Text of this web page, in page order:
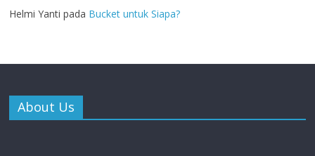
Helmi Yanti pada Bucket untuk Siapa?
About Us